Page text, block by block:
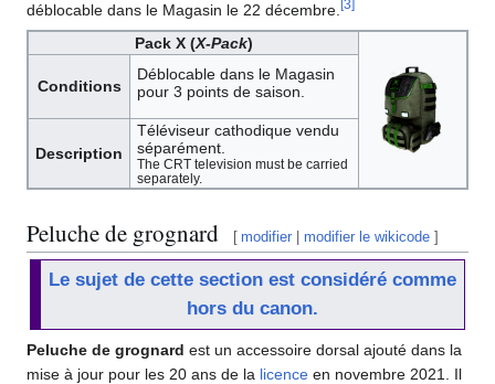
déblocable dans le Magasin le 22 décembre. [3]
Pack X (X-Pack)
Conditions
Déblocable dans le Magasin
pour 3 points de saison.
Description
Téléviseur cathodique vendu
séparément.
The CRT television must be carried
separately.
Peluche de grognard [ modifier |modifier le wikicode ]
Le sujet de cette section est considéré comme
hors du canon.
Peluche de grognard est un accessoire dorsal ajouté dans la
mise à jour pour les 20 ans de la licence en novembre 2021. Il